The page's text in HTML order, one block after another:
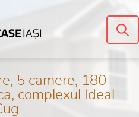
5 camere, 180
complexul Ideal